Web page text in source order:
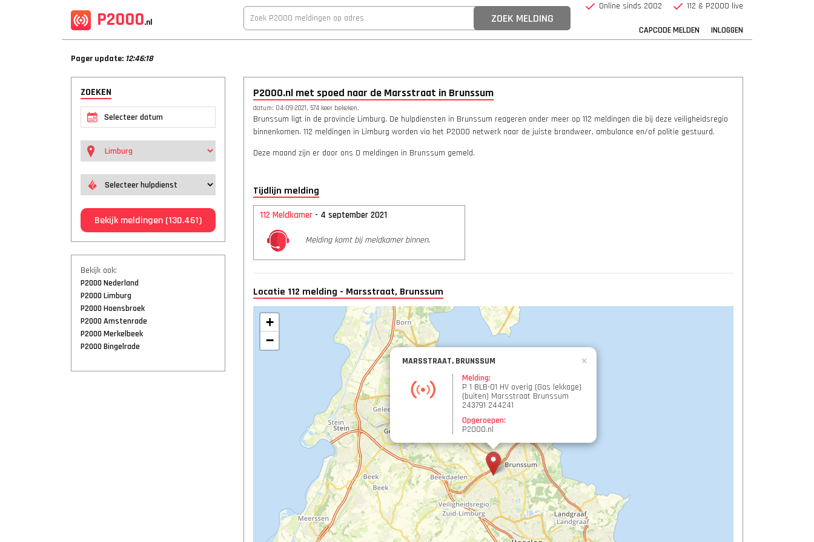
P2000.nl
CAPCODE MELDEN INLOGGEN
Online sinds 2002 112 & P2000 live
Pager update: 12:46:18
ZOEKEN
Bekijk meldingen (130.461)
Bekijk ook:
P2000 Nederland
P2000 Limburg
P2000 Hoensbroek
P2000 Amstenrade
P2000 Merkelbeek
P2000 Bingelrade
P2000.nl met spoed naar de Marsstraat in Brunssum
datum: 04-09-2021, 574 keer bekeken.
Brunssum ligt in de provincie Limburg. De hulpdiensten in Brunssum reageren onder meer op 112 meldingen die bij deze veiligheidsregio
binnenkomen. 112 meldingen in Limburg worden via het P2000 netwerk naar de juiste brandweer, ambulance en/of politie gestuurd.
Deze maand zijn er door ons 0 meldingen in Brunssum gemeld.
Tijdlijn melding
112 Meldkamer - 4 september 2021
Melding komt bij meldkamer binnen.
Locatie 112 melding - Marsstraat, Brunssum
MARSSTRAAT, BRUNSSUM
Melding:
P 1 BLB-01 HV overig (Gas lekkage)
(buiten) Marsstraat Brunssum
243791 244241
Opgeroepen:
P2000.nl
×
+
−